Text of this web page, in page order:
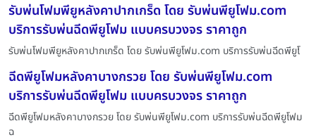
รับพ่นโฟมพียูหลังคาปากเกร็ด โดย รับพ่นพียูโฟม.com
บริการรับพ่นฉีดพียูโฟม แบบครบวงจร ราคาถูก
รับพ่นโฟมพียูหลังคาปากเกร็ด โดย รับพ่นพียูโฟม.com บริการรับพ่นฉีดพียูโ
ฉีดพียูโฟมหลังคาบางกรวย โดย รับพ่นพียูโฟม.com
บริการรับพ่นฉีดพียูโฟม แบบครบวงจร ราคาถูก
ฉีดพียูโฟมหลังคาบางกรวย โดย รับพ่นพียูโฟม.com บริการรับพ่นฉีดพียูโฟม
ฉ